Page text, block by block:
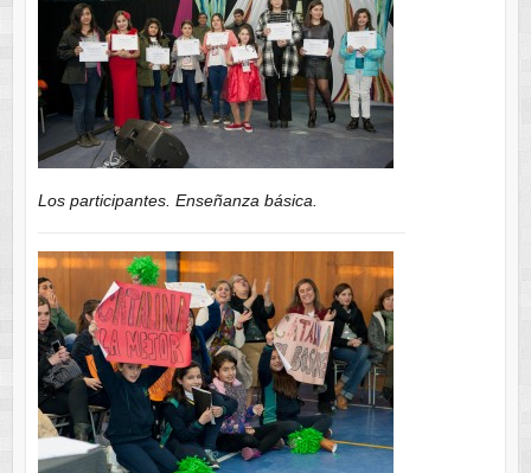
Los participantes. Enseñanza básica.